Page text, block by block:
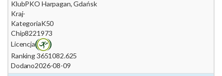
KlubPKO Harpagan, Gdańsk
Kraj-
KategoriaK50
Chip8221973
Licencja
Ranking 3651082.625
Dodano2026-08-09